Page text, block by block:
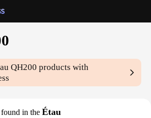
QH200 products with
in the Étau